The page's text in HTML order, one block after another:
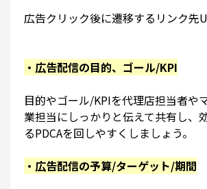
広告クリック後に遷移するリンク先
・広告配信の目的、ゴール/KPI
目的やゴール/KPIを代理店担当者や
業担当にしっかりと伝えて共有し、
るPDCAを回しやすくしましょう。
・広告配信の予算/ターゲット/期間